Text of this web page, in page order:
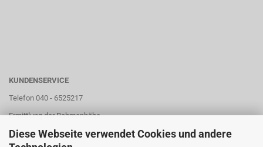
Diese Webseite verwendet Cookies und andere
KUNDENSERVICE
Telefon 040 - 6525217
Ermittlung der Rahmenhöhe
Unser Store